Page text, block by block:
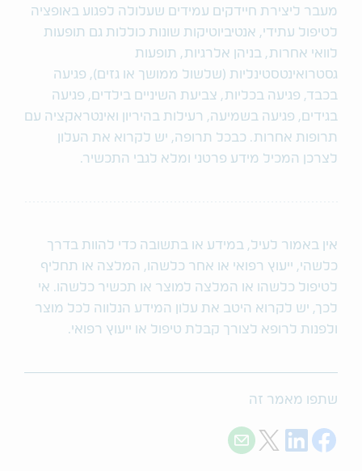
מעבר ליצירת חיידקים עמידים שעלולה לפגוע באופציה
לטיפול עתידי, אנטיביוטיקות שונות כוללות גם תופעות
לוואי אחרות, בניהן אלרגיות, תופעות
גסטרואינטסטינליות (שלשול ממושך או גזים), פגיעה
בכבד, פגיעה בכליות, צביעת השיניים בילדים, פגיעה
בגידים, פגיעה בשמיעה, רעילות בהיריון ואינטראקציה עם
תרופות אחרות. כבכל תרופה, יש לקרוא את העלון
לצרכן המכיל מידע פרטני ומלא לגבי התכשיר.
אין באמור לעיל, במידע או בתשובה כדי להוות בדרך
כלשהי, ייעוץ רפואי או אחר כלשהו, המלצה או תחליף
לטיפול כלשהו או המלצה למוצר או תכשיר כלשהו. אי
לכך, יש לקרוא היטב את עלון המידע הנלווה לכל מוצר
ולפנות לרופא לצורך קבלת טיפול או ייעוץ רפואי.
שתפו מאמר זה
Share on Facebook
Share on LinkedIn
Share on Twitter
Share with E-mail